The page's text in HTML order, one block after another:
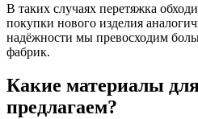
В таких случаях перетяжка
покупки нового изделия
надёжности мы превосходим
фабрик.
Какие материалы
предлагаем?